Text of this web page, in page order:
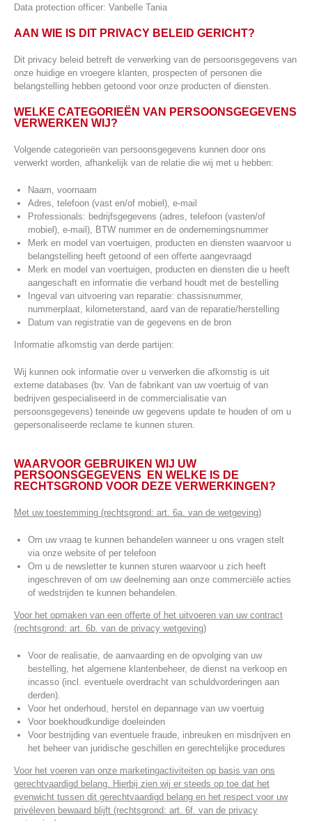
Data protection officer: Vanbelle Tania
AAN WIE IS DIT PRIVACY BELEID GERICHT?
Dit privacy beleid betreft de verwerking van de persoonsgegevens van
onze huidige en vroegere klanten, prospecten of personen die
belangstelling hebben getoond voor onze producten of diensten.
WELKE CATEGORIEËN VAN PERSOONSGEGEVENS
VERWERKEN WIJ?
Volgende categorieën van persoonsgegevens kunnen door ons
verwerkt worden, afhankelijk van de relatie die wij met u hebben:
Naam, voornaam
Adres, telefoon (vast en/of mobiel), e-mail
Professionals: bedrijfsgegevens (adres, telefoon (vasten/of
mobiel), e-mail), BTW nummer en de ondernemingsnummer
Merk en model van voertuigen, producten en diensten waarvoor u
belangstelling heeft getoond of een offerte aangevraagd
Merk en model van voertuigen, producten en diensten die u heeft
aangeschaft en informatie die verband houdt met de bestelling
Ingeval van uitvoering van reparatie: chassisnummer,
nummerplaat, kilometerstand, aard van de reparatie/herstelling
Datum van registratie van de gegevens en de bron
Informatie afkomstig van derde partijen:
Wij kunnen ook informatie over u verwerken die afkomstig is uit
externe databases (bv. Van de fabrikant van uw voertuig of van
bedrijven gespecialiseerd in de commercialisatie van
persoonsgegevens) teneinde uw gegevens update te houden of om u
gepersonaliseerde reclame te kunnen sturen.
WAARVOOR GEBRUIKEN WIJ UW
PERSOONSGEGEVENS EN WELKE IS DE
RECHTSGROND VOOR DEZE VERWERKINGEN?
Met uw toestemming (rechtsgrond: art. 6a. van de wetgeving)
Om uw vraag te kunnen behandelen wanneer u ons vragen stelt
via onze website of per telefoon
Om u de newsletter te kunnen sturen waarvoor u zich heeft
ingeschreven of om uw deelneming aan onze commerciële acties
of wedstrijden te kunnen behandelen.
Voor het opmaken van een offerte of het uitvoeren van uw contract
(rechtsgrond: art. 6b. van de privacy wetgeving)
Voor de realisatie, de aanvaarding en de opvolging van uw
bestelling, het algemene klantenbeheer, de dienst na verkoop en
incasso (incl. eventuele overdracht van schuldvorderingen aan
derden).
Voor het onderhoud, herstel en depannage van uw voertuig
Voor boekhoudkundige doeleinden
Voor bestrijding van eventuele fraude, inbreuken en misdrijven en
het beheer van juridische geschillen en gerechtelijke procedures
Voor het voeren van onze marketingactiviteiten op basis van ons
gerechtvaardigd belang. Hierbij zien wij er steeds op toe dat het
evenwicht tussen dit gerechtvaardigd belang en het respect voor uw
privéleven bewaard blijft (rechtsgrond: art. 6f. van de privacy